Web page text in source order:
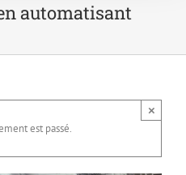
automatisant
est passé.
×